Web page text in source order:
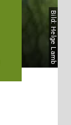
Bild: Helge Lamb